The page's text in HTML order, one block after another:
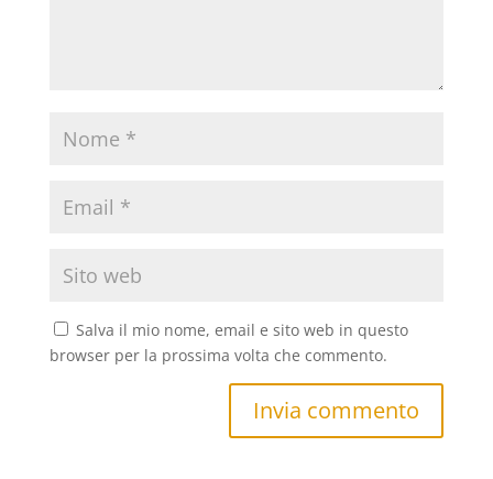
Salva il mio nome, email e sito web in questo
browser per la prossima volta che commento.
Invia commento